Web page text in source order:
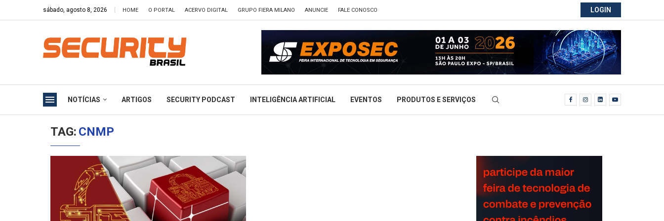
sábado, agosto 8, 2026 HOME O PORTAL ACERVO DIGITAL GRUPO FIERA MILANO ANUNCIE FALE CONOSCO LOGIN
NOTÍCIAS ARTIGOS SECURITY PODCAST INTELIGÊNCIA ARTIFICIAL EVENTOS PRODUTOS E SERVIÇOS
TAG: CNMP